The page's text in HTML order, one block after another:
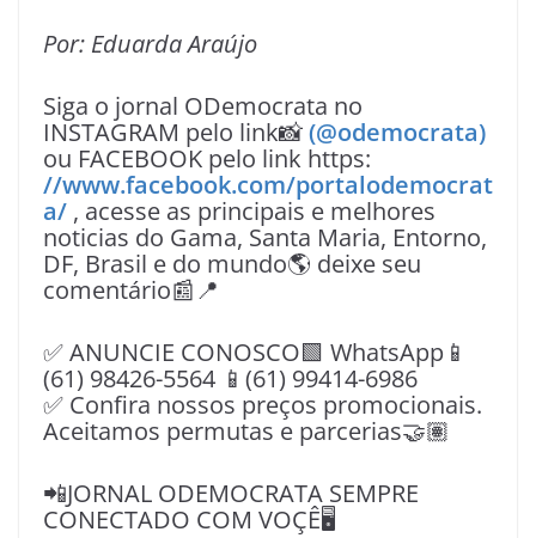
Por: Eduarda Araújo
Siga o jornal ODemocrata no
INSTAGRAM pelo link📸(@odemocrata)
ou FACEBOOK pelo link https:
//www.facebook.com/portalodemocrat
a/ , acesse as principais e melhores
noticias do Gama, Santa Maria, Entorno,
DF, Brasil e do mundo🌎 deixe seu
comentário📰📍
✅ ANUNCIE CONOSCO🟩 WhatsApp📱
(61) 98426-5564 📱(61) 99414-6986
✅ Confira nossos preços promocionais.
Aceitamos permutas e parcerias🤝🏽
📲JORNAL ODEMOCRATA SEMPRE
CONECTADO COM VOÇÊ🖥️